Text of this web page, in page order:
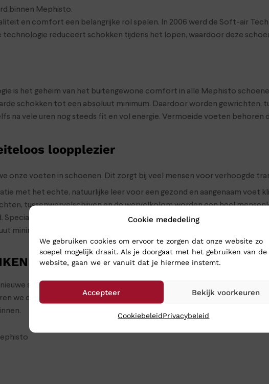
Cookie mededeling
We gebruiken cookies om ervoor te zorgen dat onze website zo
soepel mogelijk draait. Als je doorgaat met het gebruiken van de
website, gaan we er vanuit dat je hiermee instemt.
Accepteer Bekijk voorkeuren
CookiebeleidPrivacybeleid
binnen Mephisto.
en comfort een belangrijke rol spelen. In 2006 werd de Soft-air
technologie reduceert schokken tijdens het lopen, waardoor deze
is het geheim van het buitengewone comfort in alle Mephisto
schokken tot een absoluut minimum. Daardoor worden
na vele uren nog steeds fit en vol energie. Vermoeide voeten behoren
loopplezier
onze voeten in schoenen. Dit zorgt bij veel mensen voor verhoogde
met het echte, natuurlijke leer voor een gezond en aangenaam voet
tussenwervelschijven en de wervelkolom worden een heel
schokdemping in de hiel en de zachte, schokabsorberende
minimum
SCHOENEN
schoenen naar Klinkenberg Schoenen in Geldrop. Dan weet je
we de schoenen toch gewoon naar je op: bestel ze online in onze